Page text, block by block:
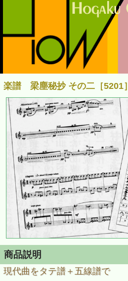
楽譜 梁塵秘抄 その二［5201］
商品説明
現代曲をタテ譜＋五線譜で